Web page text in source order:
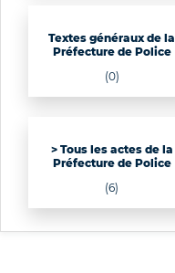
Textes généraux de la
Préfecture de Police
(0)
> Tous les actes de la
Préfecture de Police
(6)